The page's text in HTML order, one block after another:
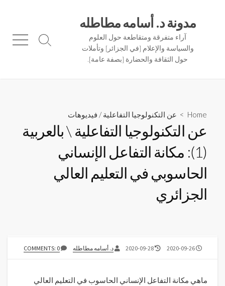
contentمدونة د. أسامه مطاطله
آراء متفرقة ومتقاطعة حول العلوم
والسياسة والإعلام [في الجزائر] وتأملات
حول الثقافة والحضارة [بصفة عامة].
Search
Menu
Home
> عن التكنولوجيا التفاعلية/ فيديوهات
عن التكنولوجيا التفاعلية \ بالعربية
(1): مكانة التفاعل الإنساني
الحاسوبي في التعليم العالي
الجزائري
PUBLISHED
2020-09-26
LAST
2020-09-28
AUTHOR
د. أسامه مطاطله COMMENTS: 0
ماهي مكانة التفاعل الإنساني الحاسوب في التعليم العالي